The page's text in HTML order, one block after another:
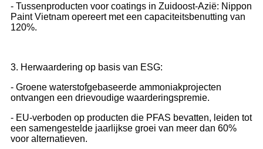
- Tussenproducten voor coatings in Zuidoost-Azië: Nippon
Paint Vietnam opereert met een capaciteitsbenutting van
120%.
3. Herwaardering op basis van ESG:
- Groene waterstofgebaseerde ammoniakprojecten
ontvangen een drievoudige waarderingspremie.
- EU-verboden op producten die PFAS bevatten, leiden tot
een samengestelde jaarlijkse groei van meer dan 60%
voor alternatieven.